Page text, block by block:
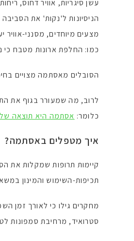
עשן סיגריות, אוויר דחוס,
הניסיונות ל'נקות' את הסביבה
מצעים מיוחדים, מסנני-אוויר
כמו: החלפת ארונות מטבח
הסובלים מאסתמה מצויים
לרוב, מה שמעורר בגוף את
כלומר: אסתמה היא תוצאה של
איך מטפלים באסתמה?
קיימות תרופות שמקלות את
תכיפות-השימוש והמינון
סטרואיד, מרחיבת סמפונות